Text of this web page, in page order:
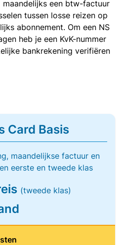
een btw-factuur
tussen losse reizen op
abonnement. Om een NS
heb je een KvK-nummer
bankrekening verifiëren
Card Basis
maandelijkse factuur en
eerste en tweede klas
(tweede klas)